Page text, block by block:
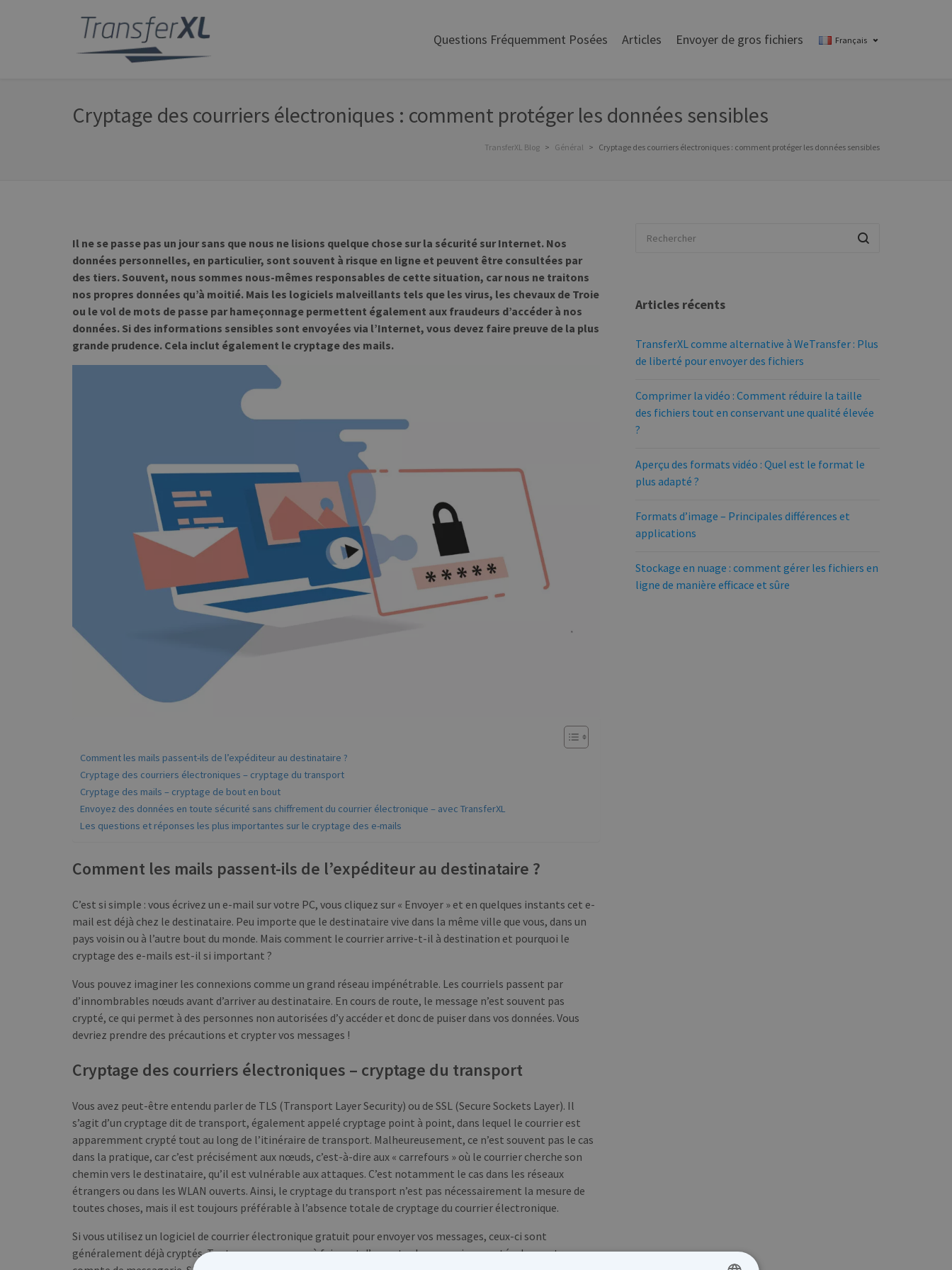
Français
Questions Fréquemment Posées Articles Envoyer de gros fichiers
Cryptage des courriers électroniques : comment protéger les données sensibles
TransferXL Blog > Général > Cryptage des courriers électroniques : comment protéger les données sensibles
Il ne se passe pas un jour sans que nous ne lisions quelque chose sur la sécurité sur Internet. Nos
données personnelles, en particulier, sont souvent à risque en ligne et peuvent être consultées par
des tiers. Souvent, nous sommes nous-mêmes responsables de cette situation, car nous ne traitons
nos propres données qu’à moitié. Mais les logiciels malveillants tels que les virus, les chevaux de Troie
ou le vol de mots de passe par hameçonnage permettent également aux fraudeurs d’accéder à nos
données. Si des informations sensibles sont envoyées via l’Internet, vous devez faire preuve de la plus
grande prudence. Cela inclut également le cryptage des mails.
Comment les mails passent-ils de l’expéditeur au destinataire ?
Cryptage des courriers électroniques – cryptage du transport
Cryptage des mails – cryptage de bout en bout
Envoyez des données en toute sécurité sans chiffrement du courrier électronique – avec TransferXL
Les questions et réponses les plus importantes sur le cryptage des e-mails
Comment les mails passent-ils de l’expéditeur au destinataire ?
C’est si simple : vous écrivez un e-mail sur votre PC, vous cliquez sur « Envoyer » et en quelques instants cet e-
mail est déjà chez le destinataire. Peu importe que le destinataire vive dans la même ville que vous, dans un
pays voisin ou à l’autre bout du monde. Mais comment le courrier arrive-t-il à destination et pourquoi le
cryptage des e-mails est-il si important ?
Vous pouvez imaginer les connexions comme un grand réseau impénétrable. Les courriels passent par
d’innombrables nœuds avant d’arriver au destinataire. En cours de route, le message n’est souvent pas
crypté, ce qui permet à des personnes non autorisées d’y accéder et donc de puiser dans vos données. Vous
devriez prendre des précautions et crypter vos messages !
Cryptage des courriers électroniques – cryptage du transport
Vous avez peut-être entendu parler de TLS (Transport Layer Security) ou de SSL (Secure Sockets Layer). Il
s’agit d’un cryptage dit de transport, également appelé cryptage point à point, dans lequel le courrier est
apparemment crypté tout au long de l’itinéraire de transport. Malheureusement, ce n’est souvent pas le cas
dans la pratique, car c’est précisément aux nœuds, c’est-à-dire aux « carrefours » où le courrier cherche son
chemin vers le destinataire, qu’il est vulnérable aux attaques. C’est notamment le cas dans les réseaux
étrangers ou dans les WLAN ouverts. Ainsi, le cryptage du transport n’est pas nécessairement la mesure de
toutes choses, mais il est toujours préférable à l’absence totale de cryptage du courrier électronique.
Si vous utilisez un logiciel de courrier électronique gratuit pour envoyer vos messages, ceux-ci sont
généralement déjà cryptés. Tout ce que vous avez à faire est d’accepter la connexion cryptée dans votre
Articles récents
TransferXL comme alternative à WeTransfer : Plus
de liberté pour envoyer des fichiers
Comprimer la vidéo : Comment réduire la taille
des fichiers tout en conservant une qualité élevée
?
Aperçu des formats vidéo : Quel est le format le
plus adapté ?
Formats d’image – Principales différences et
applications
Stockage en nuage : comment gérer les fichiers en
ligne de manière efficace et sûre